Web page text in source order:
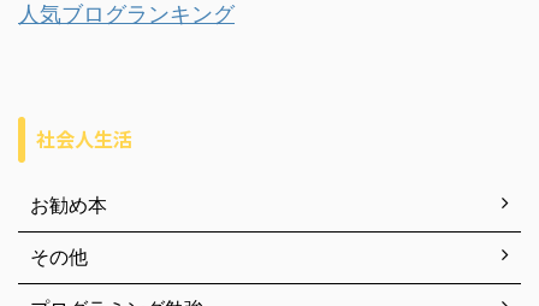
人気ブログランキング
社会人生活
お勧め本
その他